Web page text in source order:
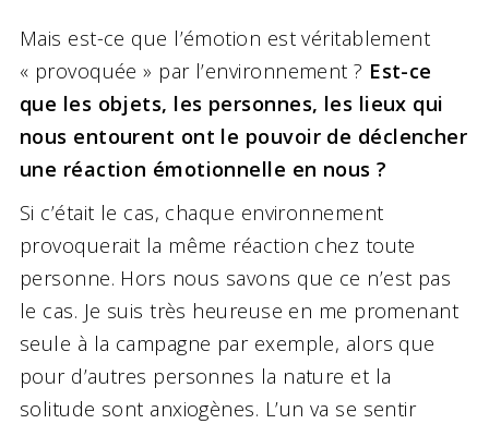
Mais est-ce que l’émotion est véritablement
« provoquée » par l’environnement ? Est-ce
que les objets, les personnes, les lieux qui
nous entourent ont le pouvoir de déclencher
une réaction émotionnelle en nous ?
Si c’était le cas, chaque environnement
provoquerait la même réaction chez toute
personne. Hors nous savons que ce n’est pas
le cas. Je suis très heureuse en me promenant
seule à la campagne par exemple, alors que
pour d’autres personnes la nature et la
solitude sont anxiogènes. L’un va se sentir